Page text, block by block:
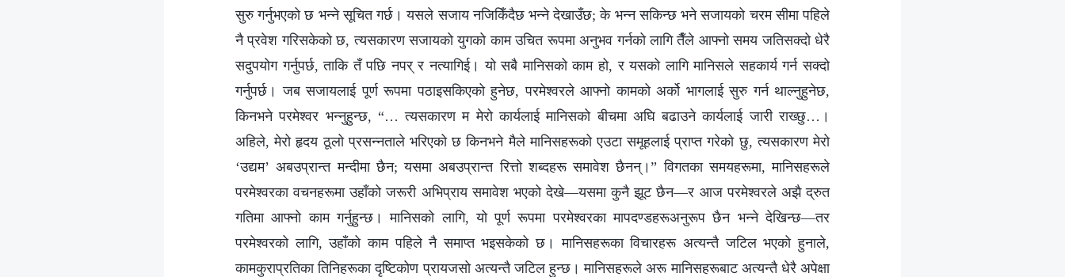
सुरु गर्नुभएको छ भन्‍ने सूचित गर्छ। यसले सजाय नजिकिँदैछ भन्‍ने देखाउँछ; के भन्‍न सकिन्छ भने सजायको चरम सीमा पहिले
नै प्रवेश गरिसकेको छ, त्यसकारण सजायको युगको काम उचित रूपमा अनुभव गर्नको लागि तैँले आफ्‍नो समय जतिसक्दो धेरै
सदुपयोग गर्नुपर्छ, ताकि तँ पछि नपर् र नत्यागिई। यो सबै मानिसको काम हो, र यसको लागि मानिसले सहकार्य गर्न सक्दो
गर्नुपर्छ। जब सजायलाई पूर्ण रूपमा पठाइसकिएको हुनेछ, परमेश्‍वरले आफ्‍नो कामको अर्को भागलाई सुरु गर्न थाल्‍नुहुनेछ,
किनभने परमेश्‍वर भन्‍नुहुन्छ, “… त्यसकारण म मेरो कार्यलाई मानिसको बीचमा अघि बढाउने कार्यलाई जारी राख्छु…।
अहिले, मेरो हृदय ठूलो प्रसन्‍नताले भरिएको छ किनभने मैले मानिसहरूको एउटा समूहलाई प्राप्त गरेको छु, त्यसकारण मेरो
‘उद्यम’ अबउप्रान्त मन्दीमा छैन; यसमा अबउप्रान्त रित्तो शब्‍दहरू समावेश छैनन्।” विगतका समयहरूमा, मानिसहरूले
परमेश्‍वरका वचनहरूमा उहाँको जरूरी अभिप्राय समावेश भएको देखे—यसमा कुनै झूट छैन—र आज परमेश्‍वरले अझै द्रुत
गतिमा आफ्‍नो काम गर्नुहुन्छ। मानिसको लागि, यो पूर्ण रूपमा परमेश्‍वरका मापदण्डहरूअनुरूप छैन भन्‍ने देखिन्छ—तर
परमेश्‍वरको लागि, उहाँको काम पहिले नै समाप्त भइसकेको छ। मानिसहरूका विचारहरू अत्यन्तै जटिल भएको हुनाले,
कामकुराप्रतिका तिनिहरूका दृष्टिकोण प्रायजसो अत्यन्तै जटिल हुन्छ। मानिसहरूले अरू मानिसहरूबाट अत्यन्तै धेरै अपेक्षा